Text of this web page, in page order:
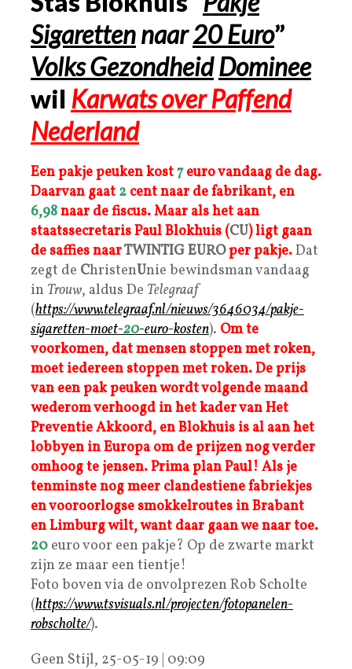
Sigarettennaar20 Euro”
Volks GezondheidDominee
wil Karwats over Paffend
Nederland
Een pakje peuken kost7 euro vandaag de dag.
Daarvan gaat 2 cent naar de fabrikant, en
6,98naar de fiscus. Maar als het aan
staatssecretaris Paul Blokhuis (CU) ligt gaan
de saffies naarTWINTIGEUROper pakje.Dat
zegt de ChristenUnie bewindsman vandaag
in Trouw, aldus De Telegraaf
(https://www.telegraaf.nl/nieuws/3646034/pakje-
sigaretten-moet-20-euro-kosten). Om te
voorkomen, dat mensen stoppen met roken,
moet iedereen stoppen met roken.De prijs
van een pak peuken wordt volgende maand
wederom verhoogd in het kader van Het
Preventie Akkoord, en Blokhuis is al aan het
lobbyen in Europa om de prijzen nog verder
omhoog te jensen. Prima plan Paul! Als je
tenminste nog meer clandestiene fabriekjes
en vooroorlogse smokkelroutes in Brabant
en Limburg wilt, want daar gaan we naar toe.
20 euro voor een pakje? Op de zwarte markt
zijn ze maar een tientje!
Foto boven via de onvolprezen Rob Scholte
(https://www.tsvisuals.nl/projecten/fotopanelen-
robscholte/).
Geen Stijl, 25-05-19 | 09:09